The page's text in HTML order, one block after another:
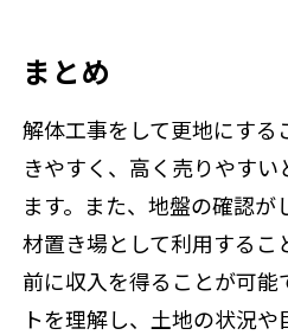
まとめ
解体工事をして更地にする
きやすく、高く売りやす
ます。また、地盤の確認
材置き場として利用するこ
前に収入を得ることが可能
トを理解し、土地の状況